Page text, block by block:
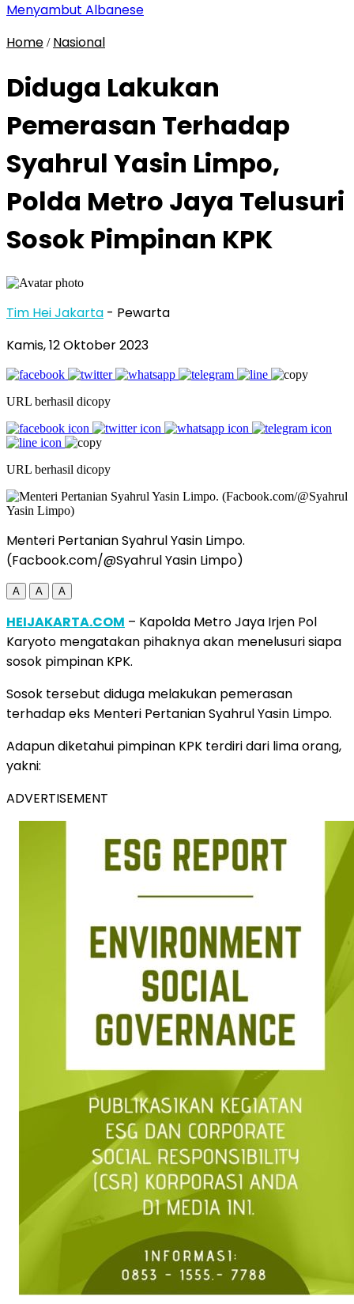
Menyambut Albanese
Home / Nasional
Diduga Lakukan
Pemerasan Terhadap
Syahrul Yasin Limpo,
Polda Metro Jaya Telusuri
Sosok Pimpinan KPK
Tim Hei Jakarta - Pewarta
Kamis, 12 Oktober 2023
URL berhasil dicopy
URL berhasil dicopy
Menteri Pertanian Syahrul Yasin Limpo.
(Facbook.com/@Syahrul Yasin Limpo)
A A A
HEIJAKARTA.COM – Kapolda Metro Jaya Irjen Pol
Karyoto mengatakan pihaknya akan menelusuri siapa
sosok pimpinan KPK.
Sosok tersebut diduga melakukan pemerasan
terhadap eks Menteri Pertanian Syahrul Yasin Limpo.
Adapun diketahui pimpinan KPK terdiri dari lima orang,
yakni:
ADVERTISEMENT